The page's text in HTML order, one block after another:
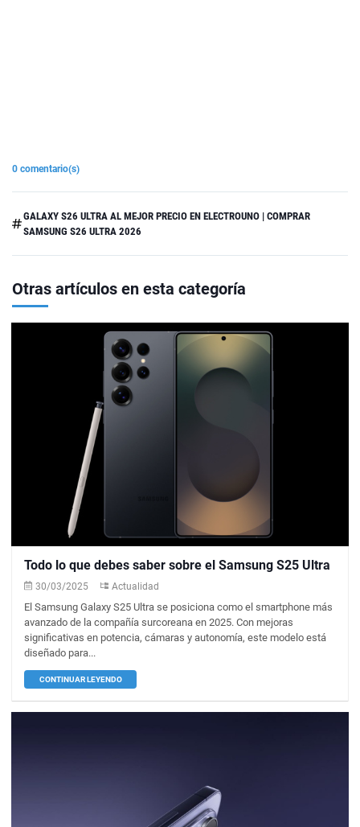
0 comentario(s)
GALAXY S26 ULTRA AL MEJOR PRECIO EN ELECTROUNO | COMPRAR
SAMSUNG S26 ULTRA 2026
Otras artículos en esta categoría
Todo lo que debes saber sobre el Samsung S25 Ultra
30/03/2025 Actualidad
El Samsung Galaxy S25 Ultra se posiciona como el smartphone más
avanzado de la compañía surcoreana en 2025. Con mejoras
significativas en potencia, cámaras y autonomía, este modelo está
diseñado para...
CONTINUAR LEYENDO